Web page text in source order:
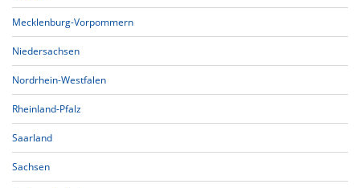
Mecklenburg-Vorpommern
Niedersachsen
Nordrhein-Westfalen
Rheinland-Pfalz
Saarland
Sachsen